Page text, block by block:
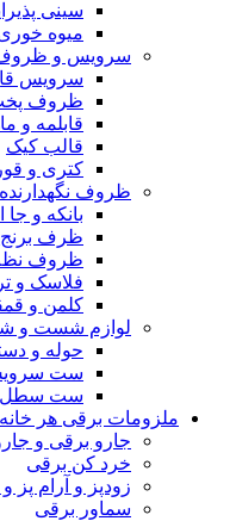
سینی
میوه
سرویس و ظروف
سرویس
ظروف
قابلمه و
قالب کیک
کتری و
ظروف نگهدارنده
بانکه و
ظرف برنج
ظروف
فلاسک و
کلمن و
لوازم شست و
حوله و
ست
ست سطل
ملزومات برقی هر
جارو برقی و
خرد کن برقی
زودپز و آرام پز و
سماور برقی